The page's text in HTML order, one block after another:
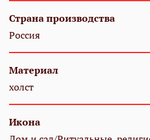
Страна производства
Россия
Материал
холст
Икона